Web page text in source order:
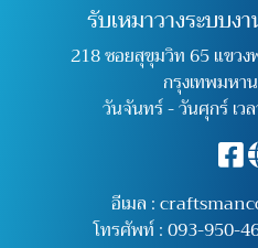
รับเหมาวางระบบง
218 ซอยสุขุมวิท 65 แขวง
กรุงเทพมหา
วันจันทร์ - วันศุกร์ เว
อีเมล :
โทรศัพท์ :093-950-